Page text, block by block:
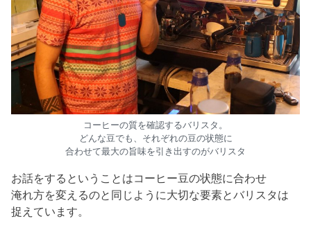
コーヒーの質を確認するバリスタ。
どんな豆でも、それぞれの豆の状態に
合わせて最大の旨味を引き出すのがバリスタ
お話をするということはコーヒー豆の状態に合わせ
淹れ方を変えるのと同じように大切な要素とバリスタは
捉えています。